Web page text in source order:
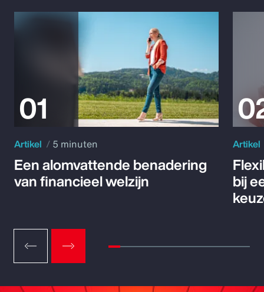
Artikel 5 minuten
Een alomvattende benadering
van financieel welzijn
Artikel
bij